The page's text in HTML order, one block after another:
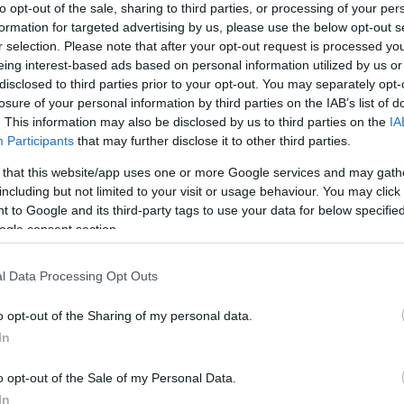
opt-out of the sale, sharing to third parties, or processing of your
for targeted advertising by us, please use the below opt-out
selection. Please note that after your opt-out request is processed
interest-based ads based on personal information utilized by us
to third parties prior to your opt-out. You may separately
of your personal information by third parties on the IAB’s list of
This information may also be disclosed by us to third parties on the
Participants that may further disclose it to other third parties.
that this website/app uses one or more Google services and may
but not limited to your visit or usage behaviour. You may
to Google and its third-party tags to use your data for below
consent section.
Data Processing Opt Outs
opt-out of the Sharing of my personal data.
opt-out of the Sale of my Personal Data.
πρόσφατη Γυμνασιάδα.
στοwww.pao1908.comο Τσαλιαγκός ανέφερε
βρίσκομαι πλέον στην οικογένεια του
την πλευρά μου.
είναι ένας εμβληματικός Σύλλογος στην
μεγάλη η τιμή μου θα είμαι μέλος της ομάδας
δυνατό».